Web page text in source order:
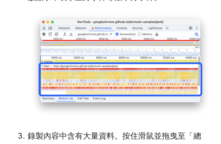
錄製內容中含有大量資料。按住滑鼠並拖曳至「總